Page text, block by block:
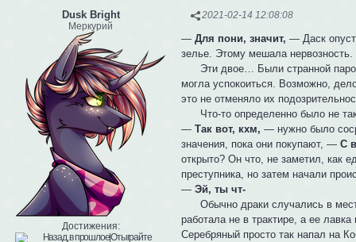
2021-02-14 12:08:08
Dusk Bright
Меркурий
Достижения:
—Для пони, значит, — Даск
зелье. Этому мешала нервозность.
Эти двое… Были странной парой.
могла успокоиться. Возможно,
это не отменяло их
Что-то определенно было не
—Так вот, кхм, — нужно было
значения, пока они покупают, —С
открыто? Он что, не заметил, как
преступника, но затем начали
—Эй, ты чт-
Обычно драки случались в
работала не в трактире, а ее
Серебряный просто так напал на